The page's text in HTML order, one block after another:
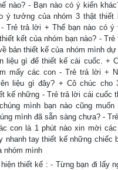
nào? - Bạn nào có ý kiến
ý tưởng của nhóm 3 thật thiết
- Trẻ trả lời + Thế bạn nào có
kết của nhóm bạn nào? -
bản thiết kế của nhóm mình dự
liệu gì để thiết kế cái cuốc. +
mấy các con - Trẻ trả lời +
liệu gì đây? + Cô chúc cho
kế những - Trẻ trả lời cái cuốc
mình bạn nào cũng
mình đã sẵn sàng chưa? -
con là 1 phút nào xin mời
nhanh tay thiết kế những chiếc
nhóm mình
thiết kế : - Từng bạn đi lấy